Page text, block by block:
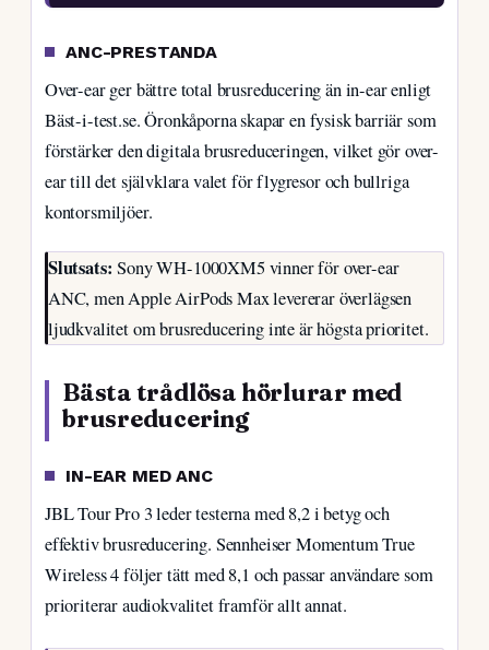
ANC-PRESTANDA
Over-ear ger bättre total brusreducering än in-ear enligt
Bäst-i-test.se. Öronkåporna skapar en fysisk barriär som
förstärker den digitala brusreduceringen, vilket gör over-
ear till det självklara valet för flygresor och bullriga
kontorsmiljöer.
Slutsats: Sony WH-1000XM5 vinner för over-ear
ANC, men Apple AirPods Max levererar överlägsen
ljudkvalitet om brusreducering inte är högsta prioritet.
Bästa trådlösa hörlurar med
brusreducering
IN-EAR MED ANC
JBL Tour Pro 3 leder testerna med 8,2 i betyg och
effektiv brusreducering. Sennheiser Momentum True
Wireless 4 följer tätt med 8,1 och passar användare som
prioriterar audiokvalitet framför allt annat.